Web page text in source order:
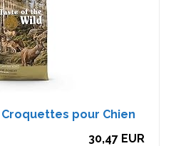
pour Chien
30,47 EUR